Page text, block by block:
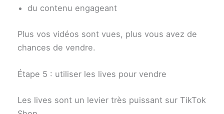
du contenu engageant
Plus vos vidéos sont vues, plus vous avez de
chances de vendre.
Étape 5 : utiliser les lives pour vendre
Les lives sont un levier très puissant sur TikTok